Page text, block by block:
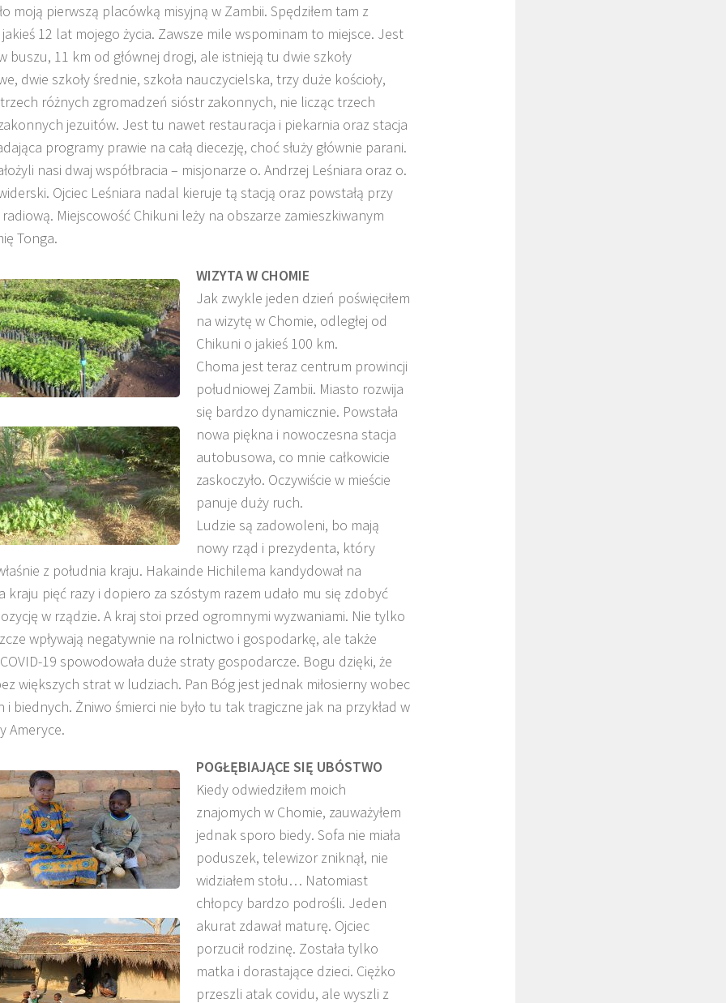
moją pierwszą placówką misyjną w Zambii. Spędziłem tam z
12 lat mojego życia. Zawsze mile wspominam to miejsce. Jest
buszu, 11 km od głównej drogi, ale istnieją tu dwie szkoły
dwie szkoły średnie, szkoła nauczycielska, trzy duże kościoły,
różnych zgromadzeń sióstr zakonnych, nie licząc trzech
jezuitów. Jest tu nawet restauracja i piekarnia oraz stacja
programy prawie na całą diecezję, choć służy głównie parani.
nasi dwaj współbracia – misjonarze o. Andrzej Leśniara oraz o.
Ojciec Leśniara nadal kieruje tą stacją oraz powstałą przy
radiową. Miejscowość Chikuni leży na obszarze zamieszkiwanym
Tonga.
WIZYTA W CHOMIE
Jak zwykle jeden dzień poświęciłem
na wizytę w Chomie, odległej od
Chikuni o jakieś 100 km.
Choma jest teraz centrum prowincji
południowej Zambii. Miasto rozwija
się bardzo dynamicznie. Powstała
nowa piękna i nowoczesna stacja
autobusowa, co mnie całkowicie
zaskoczyło. Oczywiście w mieście
panuje duży ruch.
Ludzie są zadowoleni, bo mają
nowy rząd i prezydenta, który
z południa kraju. Hakainde Hichilema kandydował na
kraju pięć razy i dopiero za szóstym razem udało mu się zdobyć
w rządzie. A kraj stoi przed ogromnymi wyzwaniami. Nie tylko
wpływają negatywnie na rolnictwo i gospodarkę, ale także
19 spowodowała duże straty gospodarcze. Bogu dzięki, że
większych strat w ludziach. Pan Bóg jest jednak miłosierny wobec
i biednych. Żniwo śmierci nie było tu tak tragiczne jak na przykład w
Ameryce.
POGŁĘBIAJĄCE SIĘ UBÓSTWO
Kiedy odwiedziłem moich
znajomych w Chomie, zauważyłem
jednak sporo biedy. Sofa nie miała
poduszek, telewizor zniknął, nie
widziałem stołu… Natomiast
chłopcy bardzo podrośli. Jeden
akurat zdawał maturę. Ojciec
porzucił rodzinę. Została tylko
matka i dorastające dzieci. Ciężko
przeszli atak covidu, ale wyszli z